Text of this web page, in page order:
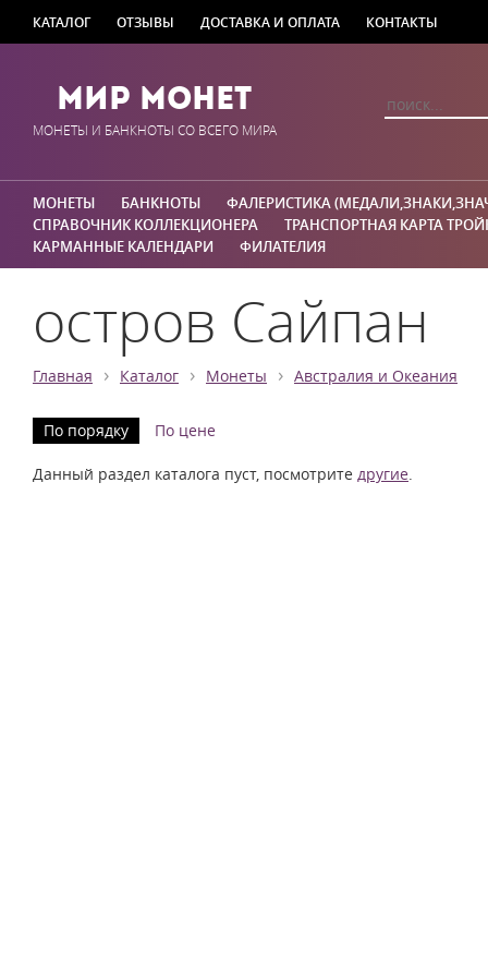
КАТАЛОГ ОТЗЫВЫ ДОСТАВКА И ОПЛАТА КОНТАКТЫ
Мир Монет
МОНЕТЫ И БАНКНОТЫ СО ВСЕГО МИРА
МОНЕТЫ БАНКНОТЫ
ФАЛЕРИСТИКА
СПРАВОЧНИК КОЛЛЕКЦИОНЕРА
ТРАНСПОРТНАЯ КАРТА
КАРМАННЫЕ КАЛЕНДАРИ
ФИЛАТЕЛИЯ
остров Сайпан
Главная › Каталог › Монеты › Австралия и Океания
По порядку По цене
Данный раздел каталога пуст, посмотрите другие.